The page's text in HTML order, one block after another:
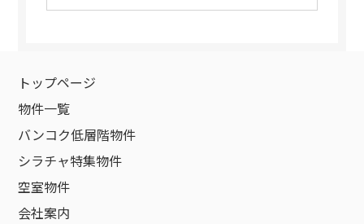
トップページ
物件一覧
バンコク低層階物件
シラチャ特集物件
空室物件
会社案内